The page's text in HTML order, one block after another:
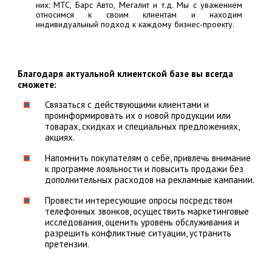
них:МТС, Барс Авто, Мегалити т.д. Мы с уважением
относимся к своим клиентам и находим
индивидуальный подход к каждому бизнес-проекту.
Благодаря актуальной клиентской базе вы всегда
сможете:
Связаться с действующими клиентами и
проинформировать их о новой продукции или
товарах, скидках и специальных предложениях,
акциях.
Напомнить покупателям о себе, привлечь внимание
к программе лояльности и повысить продажи без
дополнительных расходов на рекламные кампании.
Провести интересующие опросы посредством
телефонных звонков, осуществить маркетинговые
исследования, оценить уровень обслуживания и
разрешить конфликтные ситуации, устранить
претензии.